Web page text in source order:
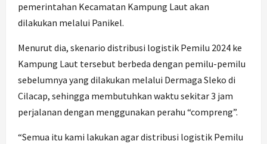
pemerintahan Kecamatan Kampung Laut akan
dilakukan melalui Panikel.
Menurut dia, skenario distribusi logistik Pemilu 2024 ke
Kampung Laut tersebut berbeda dengan pemilu-pemilu
sebelumnya yang dilakukan melalui Dermaga Sleko di
Cilacap, sehingga membutuhkan waktu sekitar 3 jam
perjalanan dengan menggunakan perahu “compreng”.
“Semua itu kami lakukan agar distribusi logistik Pemilu